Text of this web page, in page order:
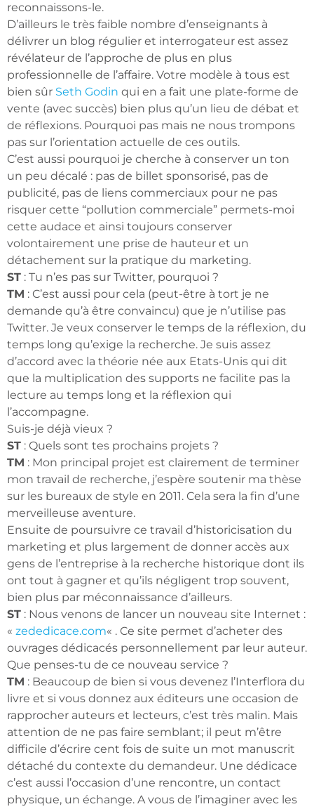
reconnaissons-le.
D’ailleurs le très faible nombre d’enseignants à
délivrer un blog régulier et interrogateur est assez
révélateur de l’approche de plus en plus
professionnelle de l’affaire. Votre modèle à tous est
bien sûr Seth Godin qui en a fait une plate-forme de
vente (avec succès) bien plus qu’un lieu de débat et
de réflexions. Pourquoi pas mais ne nous trompons
pas sur l’orientation actuelle de ces outils.
C’est aussi pourquoi je cherche à conserver un ton
un peu décalé : pas de billet sponsorisé, pas de
publicité, pas de liens commerciaux pour ne pas
risquer cette “pollution commerciale” permets-moi
cette audace et ainsi toujours conserver
volontairement une prise de hauteur et un
détachement sur la pratique du marketing.
ST : Tu n’es pas sur Twitter, pourquoi ?
TM : C’est aussi pour cela (peut-être à tort je ne
demande qu’à être convaincu) que je n’utilise pas
Twitter. Je veux conserver le temps de la réflexion, du
temps long qu’exige la recherche. Je suis assez
d’accord avec la théorie née aux Etats-Unis qui dit
que la multiplication des supports ne facilite pas la
lecture au temps long et la réflexion qui
l’accompagne.
Suis-je déjà vieux ?
ST : Quels sont tes prochains projets ?
TM : Mon principal projet est clairement de terminer
mon travail de recherche, j’espère soutenir ma thèse
sur les bureaux de style en 2011. Cela sera la fin d’une
merveilleuse aventure.
Ensuite de poursuivre ce travail d’historicisation du
marketing et plus largement de donner accès aux
gens de l’entreprise à la recherche historique dont ils
ont tout à gagner et qu’ils négligent trop souvent,
bien plus par méconnaissance d’ailleurs.
ST : Nous venons de lancer un nouveau site Internet :
« zededicace.com« . Ce site permet d’acheter des
ouvrages dédicacés personnellement par leur auteur.
Que penses-tu de ce nouveau service ?
TM : Beaucoup de bien si vous devenez l’Interflora du
livre et si vous donnez aux éditeurs une occasion de
rapprocher auteurs et lecteurs, c’est très malin. Mais
attention de ne pas faire semblant; il peut m’être
difficile d’écrire cent fois de suite un mot manuscrit
détaché du contexte du demandeur. Une dédicace
c’est aussi l’occasion d’une rencontre, un contact
physique, un échange. A vous de l’imaginer avec les